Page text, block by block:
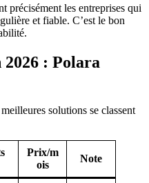
précisément les entreprises qui
et fiable. C’est le bon
2026 : Polara
solutions se classent
Prix/m
ois
Note